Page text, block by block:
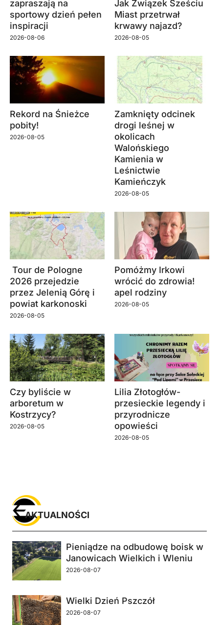
zapraszają na
sportowy dzień pełen
inspiracji
2026-08-06
Jak Związek Sześciu
Miast przetrwał
krwawy najazd?
2026-08-05
Rekord na Śnieżce
pobity!
2026-08-05
Zamknięty odcinek
drogi leśnej w
okolicach
Walońskiego
Kamienia w
Leśnictwie
Kamieńczyk
2026-08-05
Tour de Pologne
2026 przejedzie
przez Jelenią Górę i
powiat karkonoski
2026-08-05
Pomóżmy Irkowi
wrócić do zdrowia!
apel rodziny
2026-08-05
Czy byliście w
arboretum w
Kostrzycy?
2026-08-05
Lilia Złotogłów-
przesieckie legendy i
przyrodnicze
opowieści
2026-08-05
Pieniądze na odbudowę boisk w
Janowicach Wielkich i Wleniu
2026-08-07
Wielki Dzień Pszczół
2026-08-07
AKTUALNOŚCI